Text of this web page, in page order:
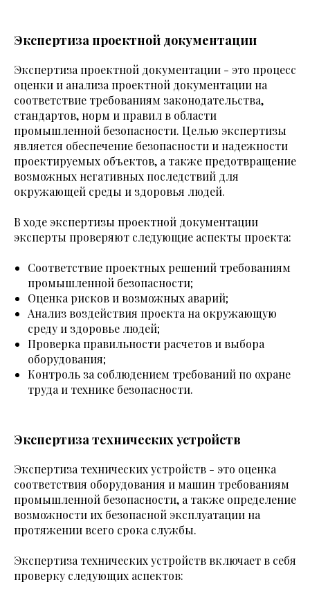
Экспертиза проектной документации
Экспертиза проектной документации - это процесс
оценки и анализа проектной документации на
соответствие требованиям законодательства,
стандартов, норм и правил в области
промышленной безопасности. Целью экспертизы
является обеспечение безопасности и надежности
проектируемых объектов, а также предотвращение
возможных негативных последствий для
окружающей среды и здоровья людей.
В ходе экспертизы проектной документации
эксперты проверяют следующие аспекты проекта:
Соответствие проектных решений требованиям
промышленной безопасности;
Оценка рисков и возможных аварий;
Анализ воздействия проекта на окружающую
среду и здоровье людей;
Проверка правильности расчетов и выбора
оборудования;
Контроль за соблюдением требований по охране
труда и технике безопасности.
Экспертиза технических устройств
Экспертиза технических устройств - это оценка
соответствия оборудования и машин требованиям
промышленной безопасности, а также определение
возможности их безопасной эксплуатации на
протяжении всего срока службы.
Экспертиза технических устройств включает в себя
проверку следующих аспектов: